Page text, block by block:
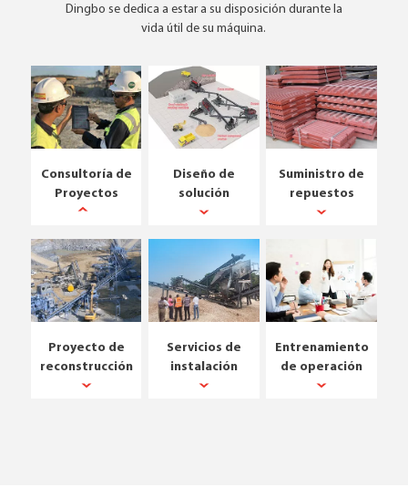
Dingbo se dedica a estar a su disposición durante la
vida útil de su máquina.
Consultoría de
Proyectos
Diseño de
solución
Suministro de
repuestos
Proyecto de
reconstrucción
Servicios de
instalación
Entrenamiento
de operación